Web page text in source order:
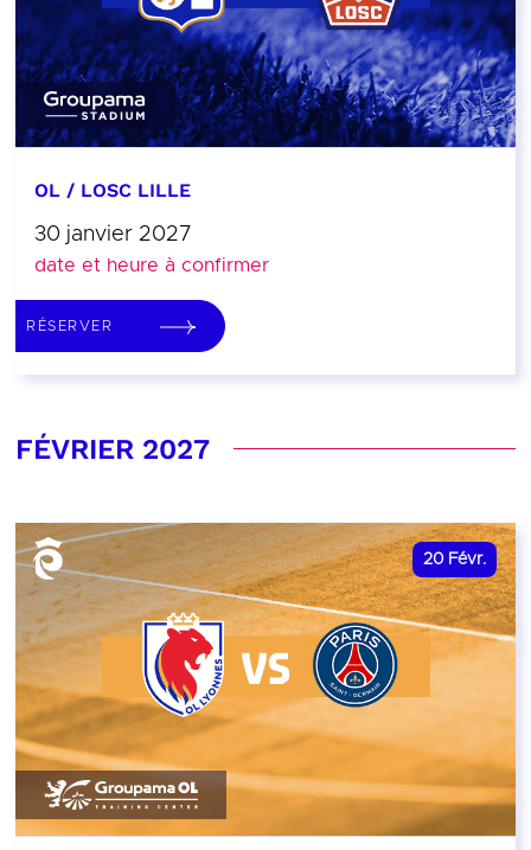
OL / LOSC LILLE
30 janvier 2027
date et heure à confirmer
RÉSERVER
FÉVRIER 2027
20 Févr.